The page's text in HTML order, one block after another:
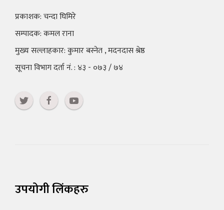
प्रकाशक: चन्दा घिमिरे
सम्पादक: कमल राना
मुख्य सल्लाहकार: कुमार बस्नेत , मदनदास श्रेष्ठ
सूचना विभाग दर्ता नं. : ४३ - ०७३ / ७४
उपयोगी लिंकहरु